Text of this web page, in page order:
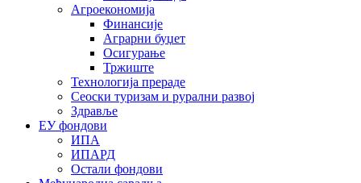
Агроекономија
Финансије
Аграрни буџет
Осигурање
Тржиште
Технологија прераде
Сеоски туризам и рурални развој
Здравље
ЕУ фондови
ИПА
ИПАРД
Остали фондови